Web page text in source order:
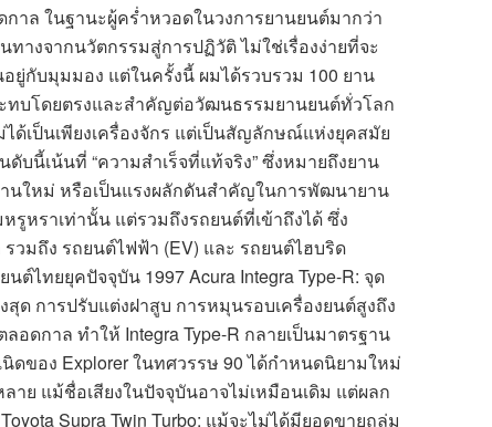
าล ในฐานะผู้คร่ำหวอดในวงการยานยนต์มากว่า
างจากนวัตกรรมสู่การปฏิวัติ ไม่ใช่เรื่องง่ายที่จะ
ยู่กับมุมมอง แต่ในครั้งนี้ ผมได้รวบรวม 100 ยาน
บโดยตรงและสำคัญต่อวัฒนธรรมยานยนต์ทั่วโลก
ด้เป็นเพียงเครื่องจักร แต่เป็นสัญลักษณ์แห่งยุคสมัย
บนี้เน้นที่ “ความสำเร็จที่แท้จริง” ซึ่งหมายถึงยาน
นใหม่ หรือเป็นแรงผลักดันสำคัญในการพัฒนายาน
หราเท่านั้น แต่รวมถึงรถยนต์ที่เข้าถึงได้ ซึ่ง
วมถึง รถยนต์ไฟฟ้า (EV) และ รถยนต์ไฮบริด
ไทยยุคปัจจุบัน 1997 Acura Integra Type-R: จุด
การปรับแต่งฝาสูบ การหมุนรอบเครื่องยนต์สูงถึง
ดกาล ทำให้ Integra Type-R กลายเป็นมาตรฐาน
ดของ Explorer ในทศวรรษ 90 ได้กำหนดนิยามใหม่
ย แม้ชื่อเสียงในปัจจุบันอาจไม่เหมือนเดิม แต่ผลก
Supra Twin Turbo: แม้จะไม่ได้มียอดขายถล่ม